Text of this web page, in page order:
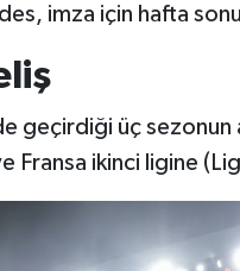
imza için hafta
geçirdiği üç
Fransa ikinci ligine